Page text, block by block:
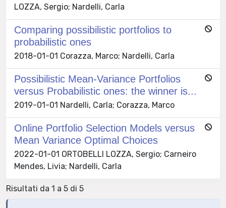
LOZZA, Sergio; Nardelli, Carla
Comparing possibilistic portfolios to
probabilistic ones
2018-01-01 Corazza, Marco; Nardelli, Carla
Possibilistic Mean-Variance Portfolios
versus Probabilistic ones: the winner is...
2019-01-01 Nardelli, Carla; Corazza, Marco
Online Portfolio Selection Models versus
Mean Variance Optimal Choices
2022-01-01 ORTOBELLI LOZZA, Sergio; Carneiro
Mendes, Livia; Nardelli, Carla
Risultati da 1 a 5 di 5